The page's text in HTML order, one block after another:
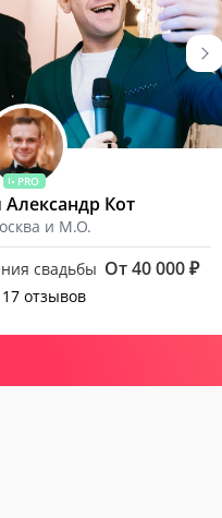
PRO
Кот
и М.О.
свадьбы От 40 000 ₽
отзывов